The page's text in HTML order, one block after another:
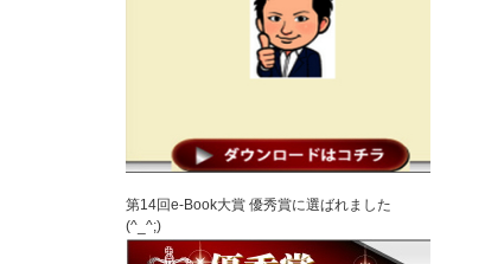
第14回e-Book大賞 優秀賞に選ばれました
(^_^;)